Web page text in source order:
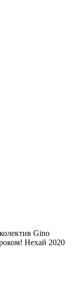
Gino
Нехай 2020